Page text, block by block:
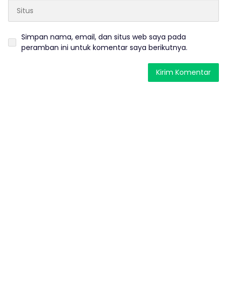
Simpan nama, email, dan situs web saya pada
peramban ini untuk komentar saya berikutnya.